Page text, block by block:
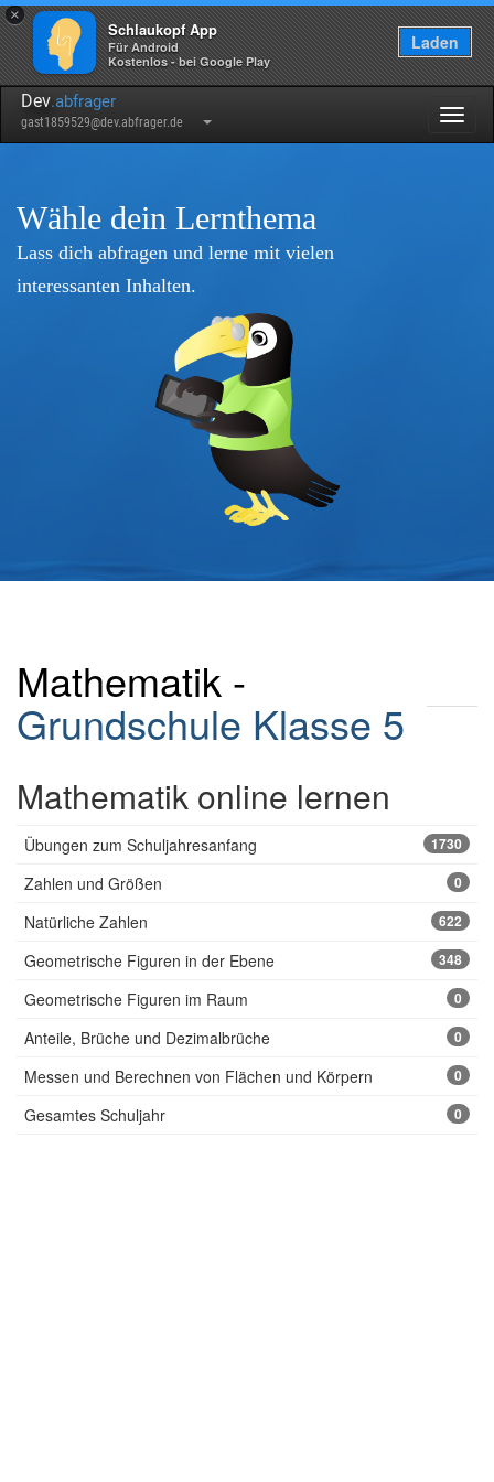
×
Schlaukopf App
Für Android
Kostenlos - bei Google Play
Laden
Dev.abfrager
gast1859529@dev.abfrager.de
Wähle dein Lernthema
Lass dich abfragen und lerne mit vielen
interessanten Inhalten.
Mathematik -
Grundschule Klasse 5
Mathematik online lernen
Übungen zum Schuljahresanfang 1730
Zahlen und Größen 0
Natürliche Zahlen 622
Geometrische Figuren in der Ebene 348
Geometrische Figuren im Raum 0
Anteile, Brüche und Dezimalbrüche 0
Messen und Berechnen von Flächen und Körpern 0
Gesamtes Schuljahr 0